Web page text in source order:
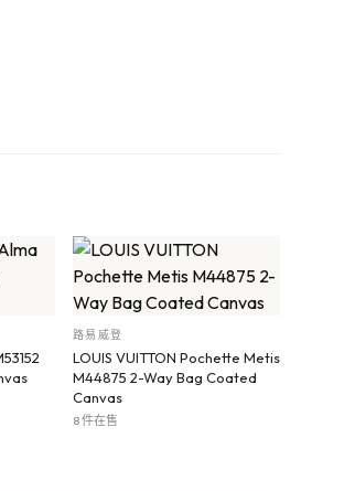
路易威登
LOUIS VUITTON Pochette Metis
M44875 2-Way Bag Coated
Canvas
8 件在售